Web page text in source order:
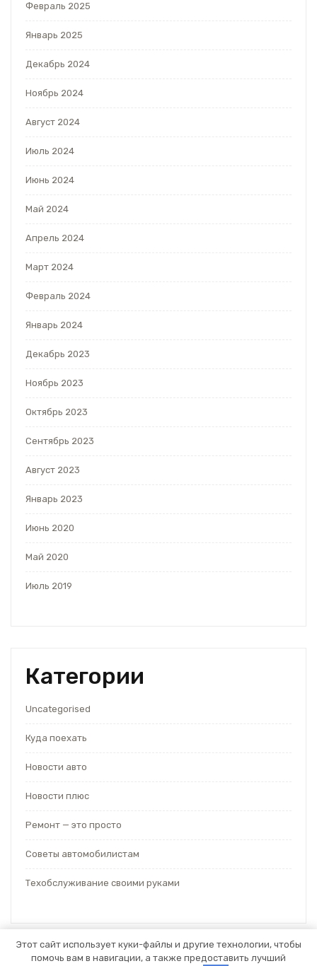
Февраль 2025
Январь 2025
Декабрь 2024
Ноябрь 2024
Август 2024
Июль 2024
Июнь 2024
Май 2024
Апрель 2024
Март 2024
Февраль 2024
Январь 2024
Декабрь 2023
Ноябрь 2023
Октябрь 2023
Сентябрь 2023
Август 2023
Январь 2023
Июнь 2020
Май 2020
Июль 2019
Категории
Uncategorised
Куда поехать
Новости авто
Новости плюс
Ремонт — это просто
Советы автомобилистам
Техобслуживание своими руками
Этот сайт использует куки-файлы и другие технологии, чтобы
помочь вам в навигации, а также предоставить лучший